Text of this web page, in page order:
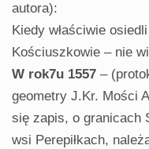
autora):
Kiedy właściwie
Kościuszkowie – nie
W rok7u 1557 –
geometry J.Kr. Mości
się zapis, o granicach
wsi Perepiłkach,